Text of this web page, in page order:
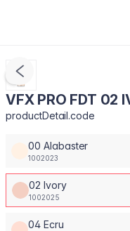
VFX PRO FDT 02
productDetail.code
00 Alabaster
1002023
02 Ivory
1002025
04 Ecru